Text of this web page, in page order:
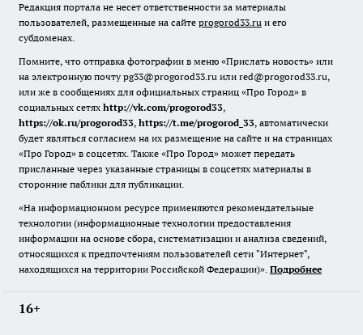
Редакция портала не несет ответственности за материалы
пользователей, размещенные на сайте progorod33.ru и его
субдоменах.
Помните, что отправка фотографии в меню «Прислать новость» или
на электронную почту pg33@progorod33.ru или red@progorod33.ru,
или же в сообщениях для официальных страниц «Про Город» в
социальных сетях http://vk.com/progorod33,
https://ok.ru/progorod33, https://t.me/progorod_33, автоматически
будет являться согласием на их размещение на сайте и на страницах
«Про Город» в соцсетях. Также «Про Город» может передать
присланные через указанные страницы в соцсетях материалы в
сторонние паблики для публикации.
«На информационном ресурсе применяются рекомендательные
технологии (информационные технологии предоставления
информации на основе сбора, систематизации и анализа сведений,
относящихся к предпочтениям пользователей сети "Интернет",
находящихся на территории Российской Федерации)». Подробнее
16+